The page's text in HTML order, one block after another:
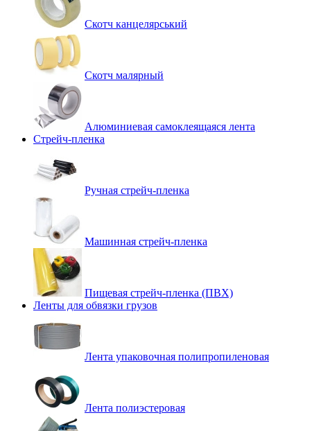
Скотч канцелярський
Скотч малярный
Алюминиевая самоклеящаяся лента
Стрейч-пленка
Ручная стрейч-пленка
Машинная стрейч-пленка
Пищевая стрейч-пленка (ПВХ)
Ленты для обвязки грузов
Лента упаковочная полипропиленовая
Лента полиэстеровая